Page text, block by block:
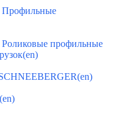
Профильные
профильные